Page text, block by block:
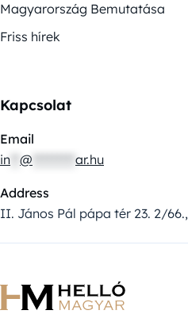
Magyarország Bemutatása
Friss hírek
Kapcsolat
Email
in @ ar.hu
Address
II. János Pál pápa tér 23. 2/